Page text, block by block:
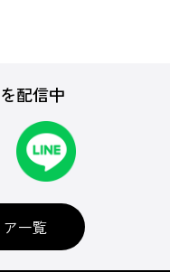
配信中
一覧